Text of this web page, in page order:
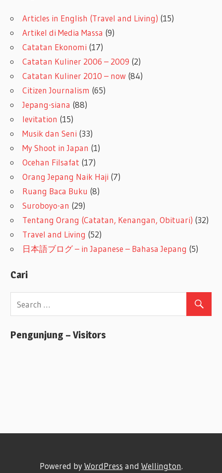
Articles in English (Travel and Living) (15)
Artikel di Media Massa (9)
Catatan Ekonomi (17)
Catatan Kuliner 2006 – 2009 (2)
Catatan Kuliner 2010 – now (84)
Citizen Journalism (65)
Jepang-siana (88)
levitation (15)
Musik dan Seni (33)
My Shoot in Japan (1)
Ocehan Filsafat (17)
Orang Jepang Naik Haji (7)
Ruang Baca Buku (8)
Suroboyo-an (29)
Tentang Orang (Catatan, Kenangan, Obituari) (32)
Travel and Living (52)
日本語ブログ – in Japanese – Bahasa Jepang (5)
Cari
Pengunjung – Visitors
Powered byWordPress and Wellington.